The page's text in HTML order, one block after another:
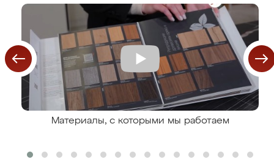
Материалы, с которыми мы работаем